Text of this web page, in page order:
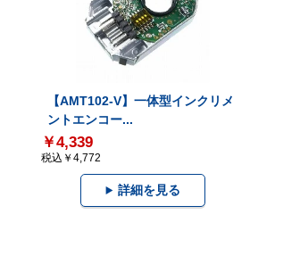
【AMT102-V】一体型インクリメ
ントエンコー...
￥4,339
税込￥4,772
詳細を見る